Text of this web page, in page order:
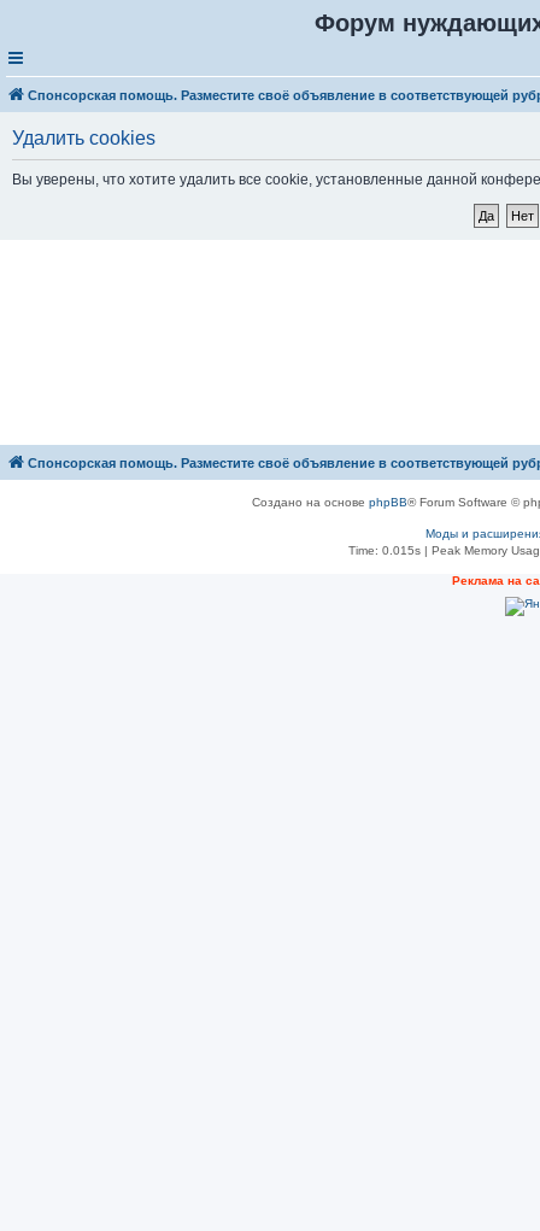
Форум
Спонсорская помощь. Разместите своё объявление в соответствующей
Удалить cookies
Вы уверены, что хотите удалить все cookie, установленные данной
Спонсорская помощь. Разместите своё объявление в соответствующей
Создано на основе phpBB® Forum Software ©
Моды и
Time: 0.015s| Peak Memory
Рeклама на